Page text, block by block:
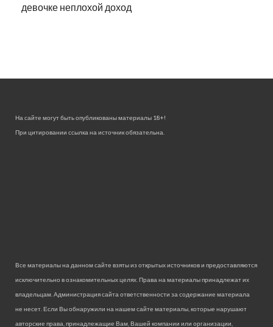
девочке неплохой доход
На сайте могут быть опубликованы материалы 18+!
При цитировании ссылка на источник обязательна.
Все материалы на данном сайте взяты из открытых источников и предоставляются
исключительно в ознакомительных целях. Права на материалы принадлежат их
владельцам. Администрация сайта ответственности за содержание материала
не несет. Если Вы обнаружили на нашем сайте материалы, которые нарушают
авторские права, принадлежащие Вам, Вашей компании или организации,